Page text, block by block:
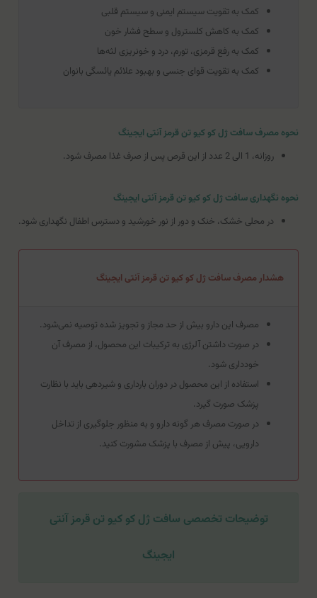
کمک به تقویت سیستم ایمنی و سیستم قلبی
کمک به کاهش کلسترول و سطح فشار خون
کمک به رفع قرمزی، تورم، درد و خونریزی لثه‌ها
کمک به تقویت قوای جنسی و بهبود علائم یائسگی بانوان
نحوه مصرف سافت ژل کو کیو تن قرمز آنتی ایجینگ
روزانه، 1 الی 2 عدد از این قرص پس از صرف غذا مصرف شود.
نحوه نگهداری سافت ژل کو کیو تن قرمز آنتی ایجینگ
در محلی خشک، خنک و دور از نور خورشید و دسترس اطفال نگهداری شود.
هشدار مصرف سافت ژل کو کیو تن قرمز آنتی ایجینگ
مصرف این دارو بیش از حد مجاز و تجویز شده توصیه نمی‌شود.
در صورت داشتن آلرژی به ترکیبات این محصول، از مصرف آن
خودداری شود.
استفاده از این محصول در دوران بارداری و شیردهی باید با نظارت
پزشک صورت گیرد.
در صورت مصرف هر گونه دارو و به منظور جلوگیری از تداخل
دارویی، پیش از مصرف با پزشک مشورت کنید.
توضیحات تخصصی سافت ژل کو کیو تن قرمز آنتی
ایجینگ